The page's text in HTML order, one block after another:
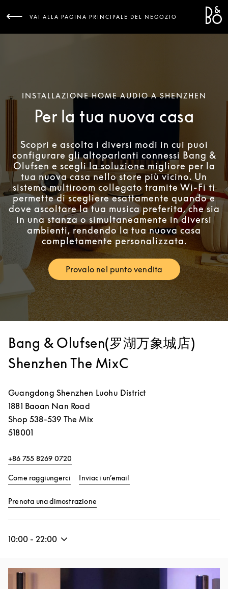
VAI ALLA PAGINA PRINCIPALE DEL NEGOZIO
INSTALLAZIONE HOME AUDIO A SHENZHEN
Per la tua nuova casa
Scopri e ascolta i diversi modi in cui puoi
configurare gli altoparlanti connessi Bang &
Olufsen e scegli la soluzione migliore per la
tua nuova casa nello store più vicino. Un
sistema multiroom collegato tramite Wi-Fi ti
permette di scegliere esattamente quando e
dove ascoltare la tua musica preferita, che sia
in una stanza o simultaneamente in diversi
ambienti, rendendo la tua nuova casa
completamente personalizzata.
Provalo nel punto vendita
Link Opens in New Tab
Bang & Olufsen(罗湖万象城店)
Shenzhen The MixC
Guangdong Shenzhen Luohu District
1881 Baoan Nan Road
Shop 538-539 The Mix
518001
+86 755 8269 0720
Come raggiungerci Link Opens in New Tab
Inviaci un’email
Prenota una dimostrazione
10:00 - 22:00
Immagine evento